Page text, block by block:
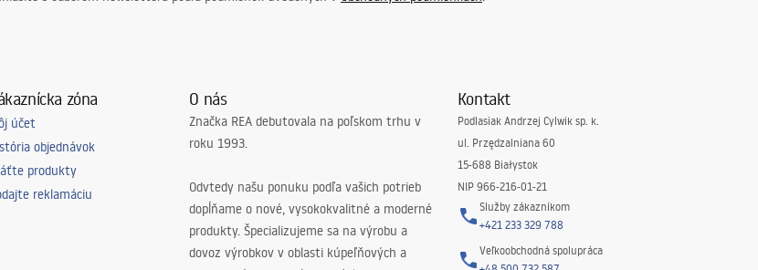
zóna
účet
objednávok
produkty
reklamáciu
O nás
Značka REA debutovala na poľskom trhu v
roku 1993.
Odvtedy našu ponuku podľa vašich potrieb
dopĺňame o nové, vysokokvalitné a moderné
produkty. Špecializujeme sa na výrobu a
dovoz výrobkov v oblasti kúpeľňových a
Kontakt
Podlasiak Andrzej Cylwik sp. k.
ul. Przędzalniana 60
15-688 Białystok
NIP 966-216-01-21
Služby zákazníkom
+421 233 329 788
Veľkoobchodná spolupráca